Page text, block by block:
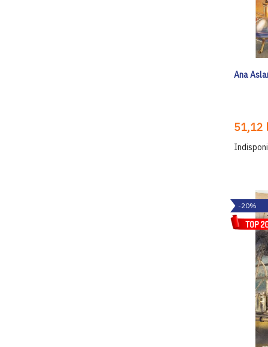
Ana
51,12
-20%